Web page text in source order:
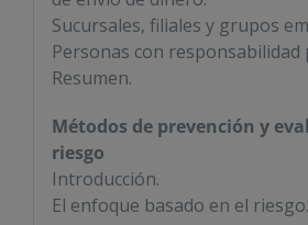
Sucursales, filiales y grupos
Personas con responsabilidad
Resumen.
Métodos de prevención y
riesgo
Introducción.
El enfoque basado en el riesgo.